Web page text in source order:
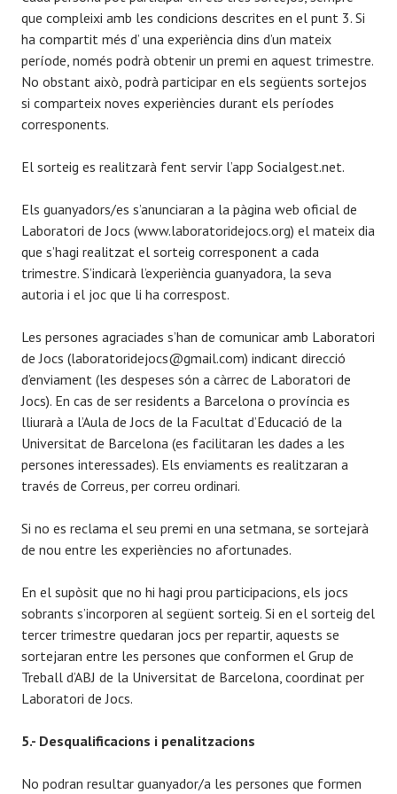
que compleixi amb les condicions descrites en el punt 3. Si
ha compartit més d’ una experiència dins d’un mateix
període, només podrà obtenir un premi en aquest trimestre.
No obstant això, podrà participar en els següents sortejos
si comparteix noves experiències durant els períodes
corresponents.
El sorteig es realitzarà fent servir l’app Socialgest.net.
Els guanyadors/es s’anunciaran a la pàgina web oficial de
Laboratori de Jocs (www.laboratoridejocs.org) el mateix dia
que s’hagi realitzat el sorteig corresponent a cada
trimestre. S’indicarà l’experiència guanyadora, la seva
autoria i el joc que li ha correspost.
Les persones agraciades s’han de comunicar amb Laboratori
de Jocs (laboratoridejocs@gmail.com) indicant direcció
d’enviament (les despeses són a càrrec de Laboratori de
Jocs). En cas de ser residents a Barcelona o província es
lliurarà a l’Aula de Jocs de la Facultat d’Educació de la
Universitat de Barcelona (es facilitaran les dades a les
persones interessades). Els enviaments es realitzaran a
través de Correus, per correu ordinari.
Si no es reclama el seu premi en una setmana, se sortejarà
de nou entre les experiències no afortunades.
En el supòsit que no hi hagi prou participacions, els jocs
sobrants s’incorporen al següent sorteig. Si en el sorteig del
tercer trimestre quedaran jocs per repartir, aquests se
sortejaran entre les persones que conformen el Grup de
Treball d’ABJ de la Universitat de Barcelona, coordinat per
Laboratori de Jocs.
5.- Desqualificacions i penalitzacions
No podran resultar guanyador/a les persones que formen